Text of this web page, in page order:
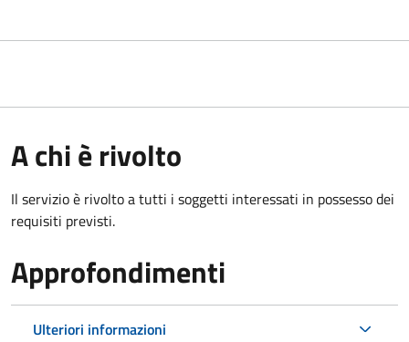
A chi è rivolto
Il servizio è rivolto a tutti i soggetti interessati in possesso dei
requisiti previsti.
Approfondimenti
Ulteriori informazioni